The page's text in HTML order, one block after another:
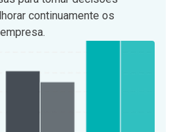
continuamente os